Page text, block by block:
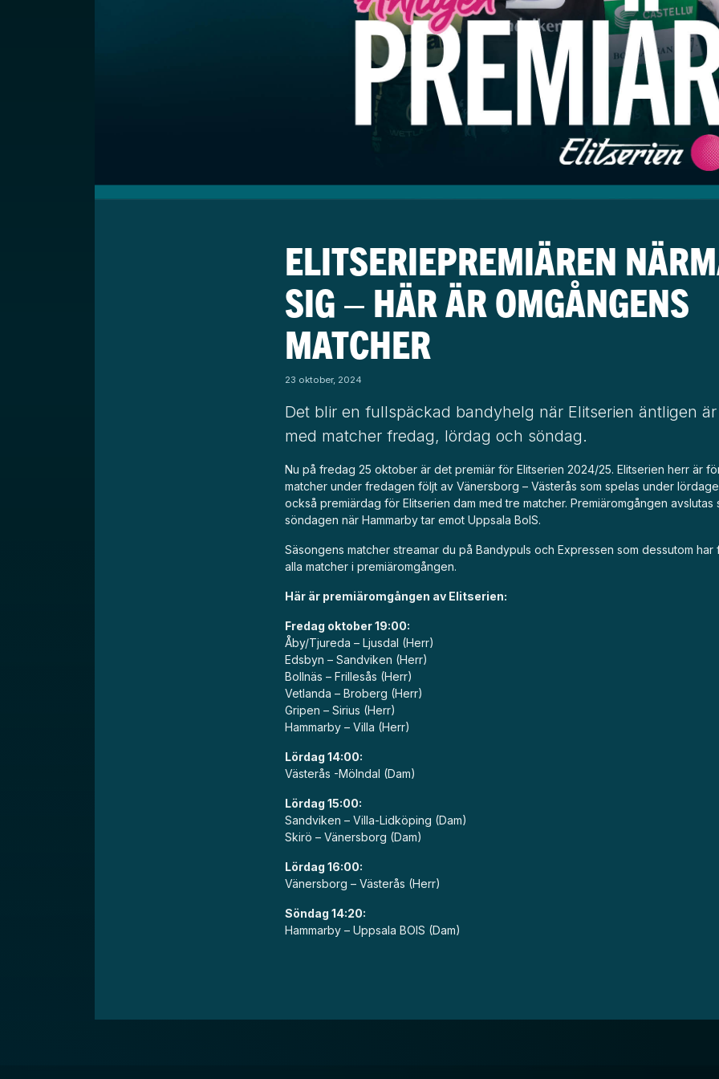
ELITSERIEPREMIÄREN
SIG – HÄR ÄR OMGÅNGENS
MATCHER
23 oktober, 2024
Det blir en fullspäckad bandyhelg när Elitserien äntligen
med matcher fredag, lördag och söndag.
Nu på fredag 25 oktober är det premiär för Elitserien 2024/25. Elitserien herr är
matcher under fredagen följt av Vänersborg – Västerås som spelas under
också premiärdag för Elitserien dam med tre matcher. Premiäromgången avslutas
söndagen när Hammarby tar emot Uppsala BoIS.
Säsongens matcher streamar du på Bandypuls och Expressen som dessutom har
alla matcher i premiäromgången.
Här är premiäromgången av Elitserien:
Fredag oktober 19:00:
Åby/Tjureda – Ljusdal (Herr)
Edsbyn – Sandviken (Herr)
Bollnäs – Frillesås (Herr)
Vetlanda – Broberg (Herr)
Gripen – Sirius (Herr)
Hammarby – Villa (Herr)
Lördag 14:00:
Västerås -Mölndal (Dam)
Lördag 15:00:
Sandviken – Villa-Lidköping (Dam)
Skirö – Vänersborg (Dam)
Lördag 16:00:
Vänersborg – Västerås (Herr)
Söndag 14:20:
Hammarby – Uppsala BOIS (Dam)